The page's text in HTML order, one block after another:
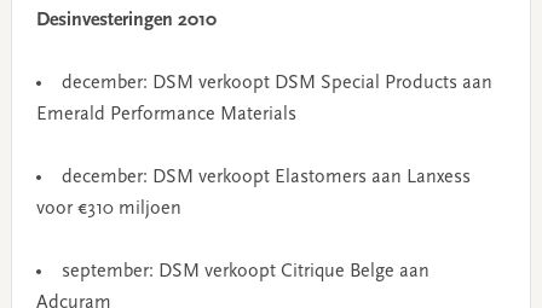
Desinvesteringen 2010
december: DSM verkoopt DSM Special Products aan
Emerald Performance Materials
december: DSM verkoopt Elastomers aan Lanxess
voor €310 miljoen
september: DSM verkoopt Citrique Belge aan
Adcuram